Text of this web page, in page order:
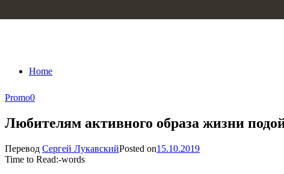
Home
Promo0
Любителям активного образа жизни
Перевод Сергей ЛукавскийPosted on15.10.2019
Time to Read:-words